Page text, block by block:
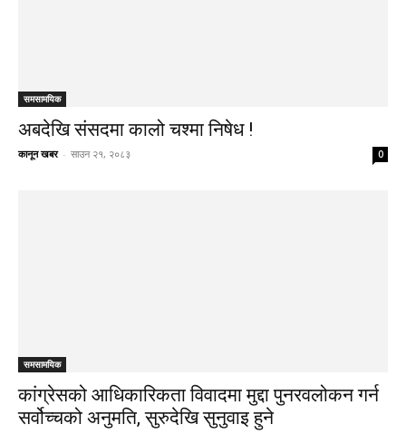
समसामयिक
अबदेखि संसदमा कालो चश्मा निषेध !
कानून खबर - साउन २१, २०८३ 0
समसामयिक
कांग्रेसको आधिकारिकता विवादमा मुद्दा पुनरवलोकन गर्न
सर्वोच्चको अनुमति, सुरुदेखि सुनुवाइ हुने